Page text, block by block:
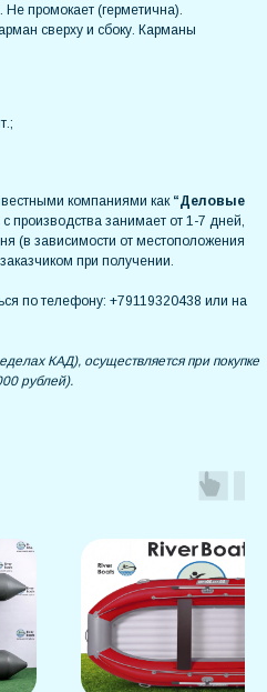
Не промокает (герметична).
сверху и сбоку. Карманы
компаниями как “Деловые
с производства занимает от 1-7 дней,
(в зависимости от местоположения
при получении.
по телефону: +79119320438 или на
КАД), осуществляется при покупке
рублей).